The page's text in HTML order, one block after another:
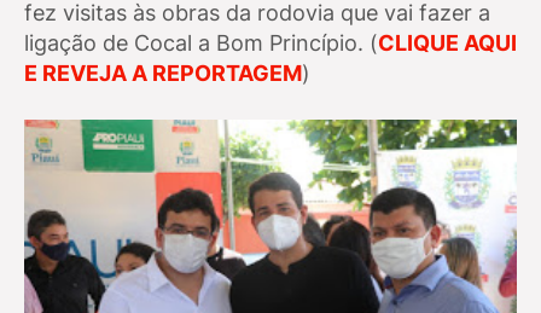
fez visitas às obras da rodovia que vai fazer a
ligação de Cocal a Bom Princípio. (CLIQUE AQUI
E REVEJA A REPORTAGEM)